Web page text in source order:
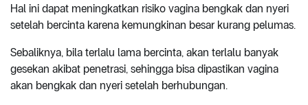
Hal ini dapat meningkatkan risiko vagina bengkak dan nyeri
setelah bercinta karena kemungkinan besar kurang pelumas.
Sebaliknya, bila terlalu lama bercinta, akan terlalu banyak
gesekan akibat penetrasi, sehingga bisa dipastikan vagina
akan bengkak dan nyeri setelah berhubungan.